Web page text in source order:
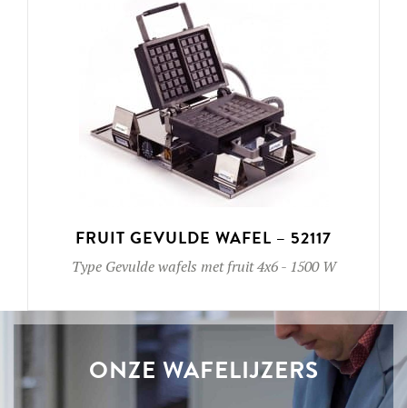
FRUIT GEVULDE WAFEL – 52117
Type Gevulde wafels met fruit 4x6- 1500 W
ONZE WAFELIJZERS